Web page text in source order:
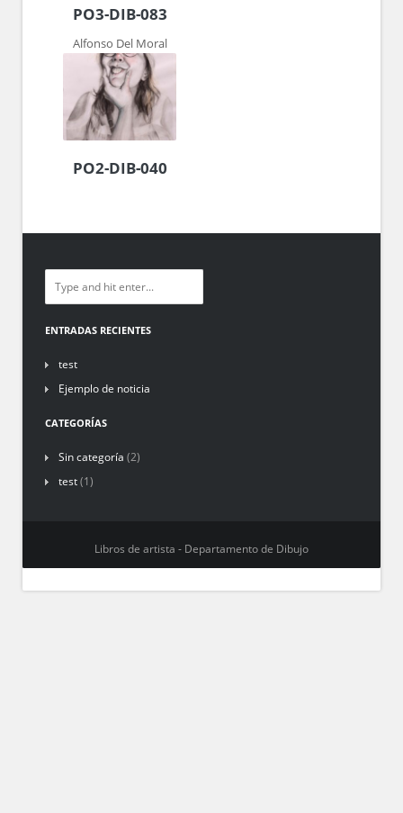
PO3-DIB-083
Alfonso Del Moral
PO2-DIB-040
ENTRADAS RECIENTES
test
Ejemplo de noticia
CATEGORÍAS
Sin categoría (2)
test(1)
Libros de artista - Departamento de Dibujo